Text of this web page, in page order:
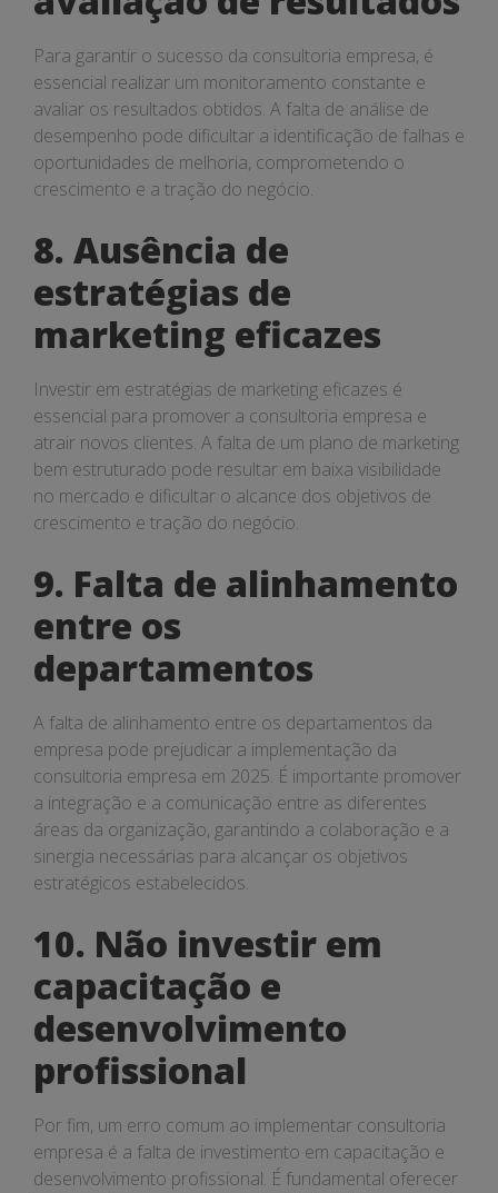
Para garantir o sucesso da consultoria empresa, é
essencial realizar um monitoramento constante e
avaliar os resultados obtidos. A falta de análise de
desempenho pode dificultar a identificação de falhas e
oportunidades de melhoria, comprometendo o
crescimento e a tração do negócio.
8. Ausência de
estratégias de
marketing eficazes
Investir em estratégias de marketing eficazes é
essencial para promover a consultoria empresa e
atrair novos clientes. A falta de um plano de marketing
bem estruturado pode resultar em baixa visibilidade
no mercado e dificultar o alcance dos objetivos de
crescimento e tração do negócio.
9. Falta de alinhamento
entre os
departamentos
A falta de alinhamento entre os departamentos da
empresa pode prejudicar a implementação da
consultoria empresa em 2025. É importante promover
a integração e a comunicação entre as diferentes
áreas da organização, garantindo a colaboração e a
sinergia necessárias para alcançar os objetivos
estratégicos estabelecidos.
10. Não investir em
capacitação e
desenvolvimento
profissional
Por fim, um erro comum ao implementar consultoria
empresa é a falta de investimento em capacitação e
desenvolvimento profissional. É fundamental oferecer